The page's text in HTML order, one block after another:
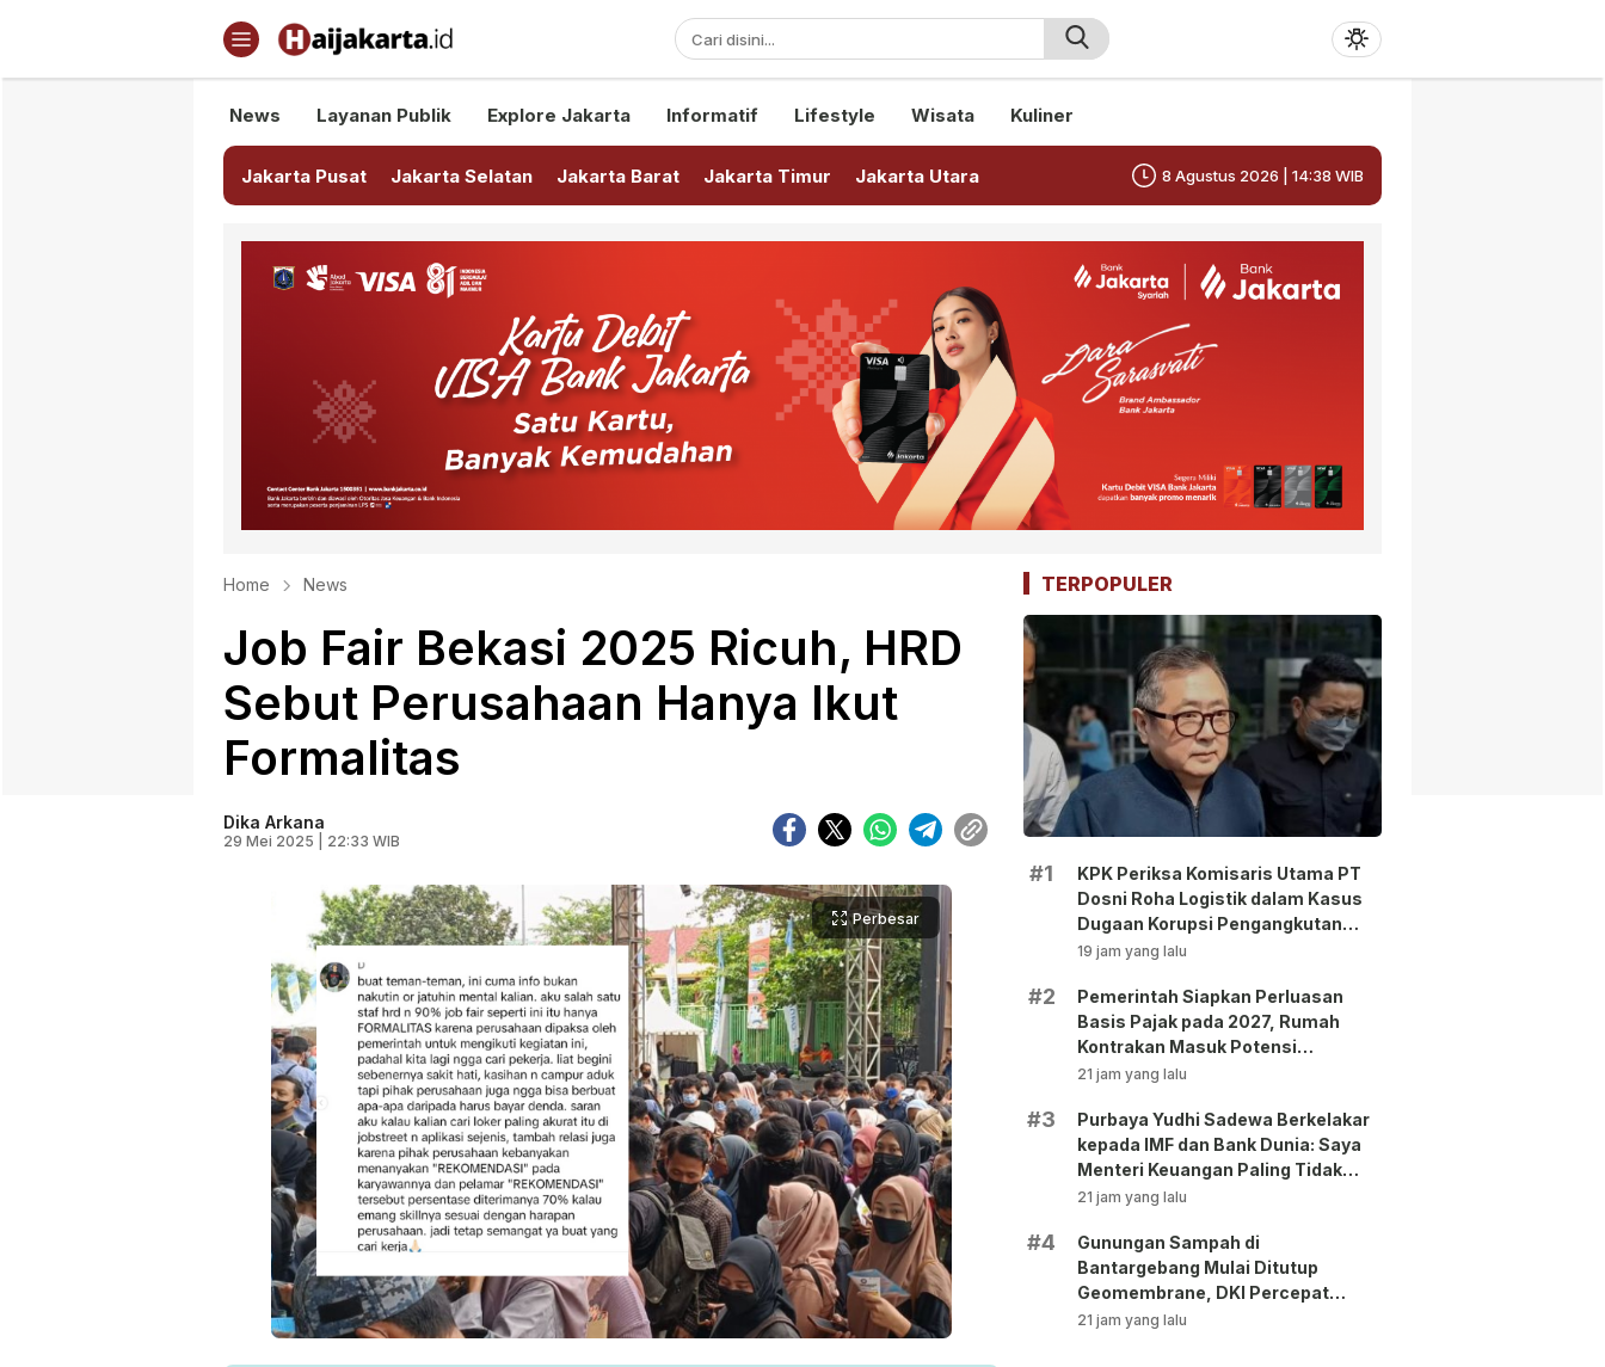
Haijakarta.id
Semua Tentang Jakarta Ada Disini!
News Layanan Publik Explore Jakarta Informatif Lifestyle Wisata Kuliner
Jakarta Pusat Jakarta Selatan Jakarta Barat Jakarta Timur Jakarta Utara 8 Agustus 2026 | 14:38 WIB
Home News
Job Fair Bekasi 2025 Ricuh, HRD
Sebut Perusahaan Hanya Ikut
Formalitas
Dika Arkana
29 Mei 2025 | 22:33 WIB
Perbesar
TERPOPULER
#1
KPK Periksa Komisaris Utama PT
Dosni Roha Logistik dalam Kasus
Dugaan Korupsi Pengangkutan
Bansos!
19 jam yang lalu
#2
Pemerintah Siapkan Perluasan
Basis Pajak pada 2027, Rumah
Kontrakan Masuk Potensi
Pengawasan!
21 jam yang lalu
#3
Purbaya Yudhi Sadewa Berkelakar
kepada IMF dan Bank Dunia: Saya
Menteri Keuangan Paling Tidak
Beruntung di Dunia!
21 jam yang lalu
#4
Gunungan Sampah di
Bantargebang Mulai Ditutup
Geomembrane, DKI Percepat
Penghentian Sistem Open
21 jam yang lalu